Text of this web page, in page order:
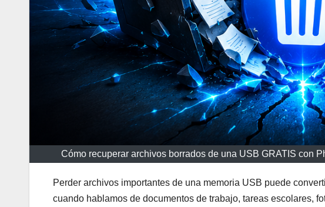
Cómo recuperar archivos borrados de una USB GRATIS con
Perder archivos importantes de una memoria USB puede
cuando hablamos de documentos de trabajo, tareas escolares,